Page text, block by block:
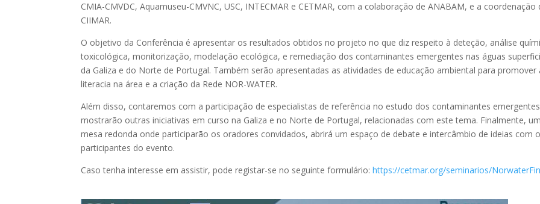
CMIA-CMVDC, Aquamuseu-CMVNC, USC, INTECMAR e CETMAR, com a colaboração de ANABAM, e a coordenação
CIIMAR.
O objetivo da Conferência é apresentar os resultados obtidos no projeto no que diz respeito à deteção, análise
toxicológica, monitorização, modelação ecológica, e remediação dos contaminantes emergentes nas águas
da Galiza e do Norte de Portugal. Também serão apresentadas as atividades de educação ambiental para promover
literacia na área e a criação da Rede NOR-WATER.
Além disso, contaremos com a participação de especialistas de referência no estudo dos contaminantes
mostrarão outras iniciativas em curso na Galiza e no Norte de Portugal, relacionadas com este tema. Finalmente,
mesa redonda onde participarão os oradores convidados, abrirá um espaço de debate e intercâmbio de ideias com
participantes do evento.
Caso tenha interesse em assistir, pode registar-se no seguinte formulário:https://cetmar.org/seminarios/